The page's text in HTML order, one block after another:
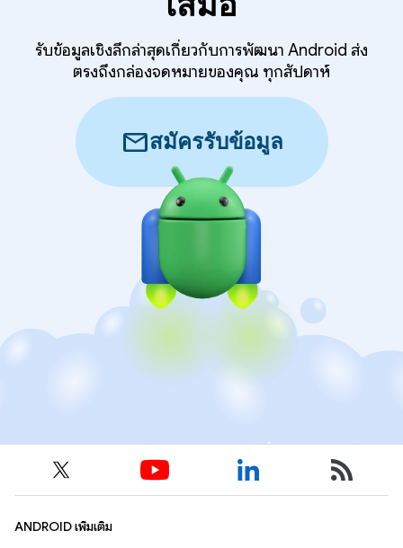
รับข้อมูลเชิงลึกล่าสุดเกี่ยวกับการพัฒนา Android ส่ง
ตรงถึงกล่องจดหมายของคุณ ทุกสัปดาห์
mailสมัครรับข้อมูล
ANDROID เพิ่มเติม